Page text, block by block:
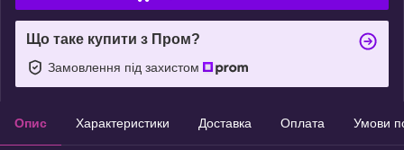
Що таке купити з Пром?
Замовлення під захистом
Опис Характеристики Доставка Оплата Умови